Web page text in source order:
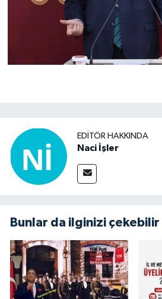
EDITÖR HAKKINDA
Naci İşler
Bunlar da ilginizi çekebilir